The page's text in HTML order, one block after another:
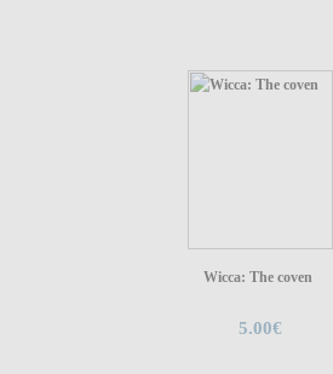
Wicca: The coven
5.00€